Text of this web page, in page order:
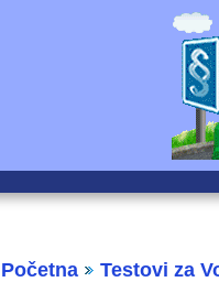
Početna Testovi za